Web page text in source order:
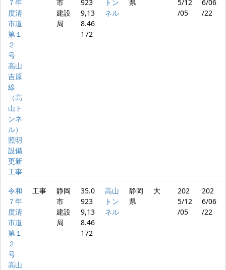
７年
度清
市道
第１
２
号
高山
吉原
線
（高
山ト
ンネ
ル）
照明
設備
更新
工事
市
建設
局
923
9,13
8.46
172
トン
ネル
県
5/12
/05
6/06
/22
令和
７年
度清
市道
第１
２
号
高山
工事
静岡
市
建設
局
35.0
923
9,13
8.46
172
高山
トン
ネル
静岡
県
大
202
5/12
/05
202
6/06
/22